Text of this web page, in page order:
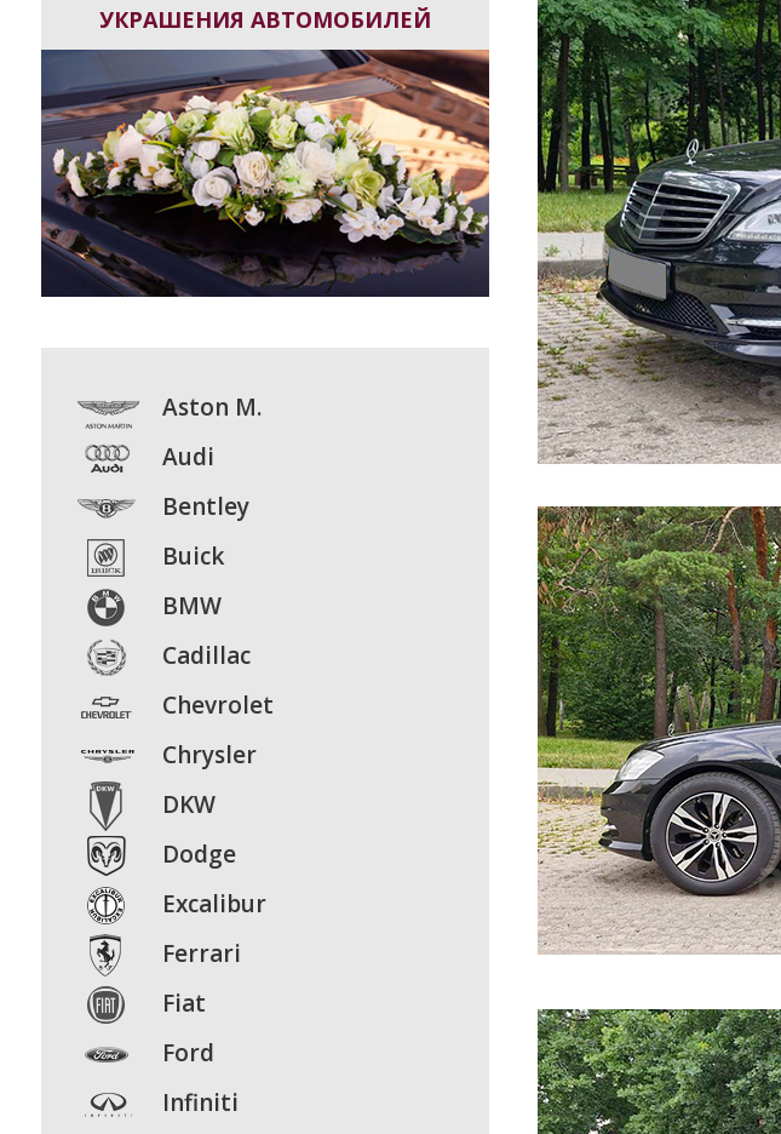
УКРАШЕНИЯ АВТОМОБИЛЕЙ
Aston M.
Audi
Bentley
Buick
BMW
Cadillac
Chevrolet
Chrysler
DKW
Dodge
Excalibur
Ferrari
Fiat
Ford
Infiniti